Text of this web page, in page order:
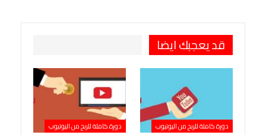
قد يعجبك ايضا
دورة كاملة للربح من اليوتيوب دورة كاملة للربح من اليوتيوب